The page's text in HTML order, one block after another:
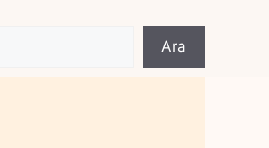
Ara